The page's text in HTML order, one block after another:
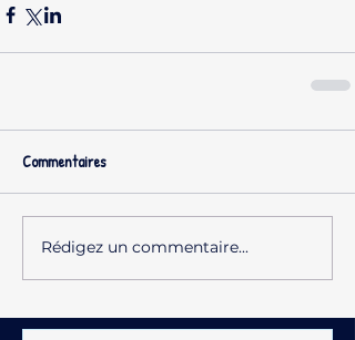
Commentaires
Rédigez un commentaire...